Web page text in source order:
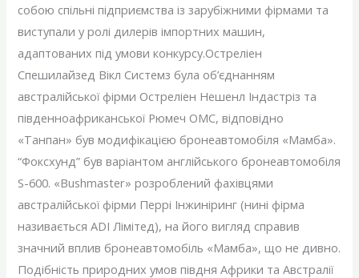
собою спільні підприємства із зарубіжними фірмами та
виступали у ролі дилерів імпортних машин,
адаптованих під умови конкурсу.Остреліен
Спешилайзед Вікл Системз була об’єднанням
австралійської фірми Остреліен Нешенл Індастріз та
південноафриканської Рюмеч ОМС, відповідно
«Танпан» був модифікацією бронеавтомобіля «Мамба».
“Фоксхунд” був варіантом англійського бронеавтомобіля
S-600. «Bushmaster» розроблений фахівцями
австралійської фірми Перрі Інжиніринг (нині фірма
називається ADI Лімітед), на його вигляд справив
значний вплив бронеавтомобіль «Мамба», що не дивно.
Подібність природних умов півдня Африки та Австралії